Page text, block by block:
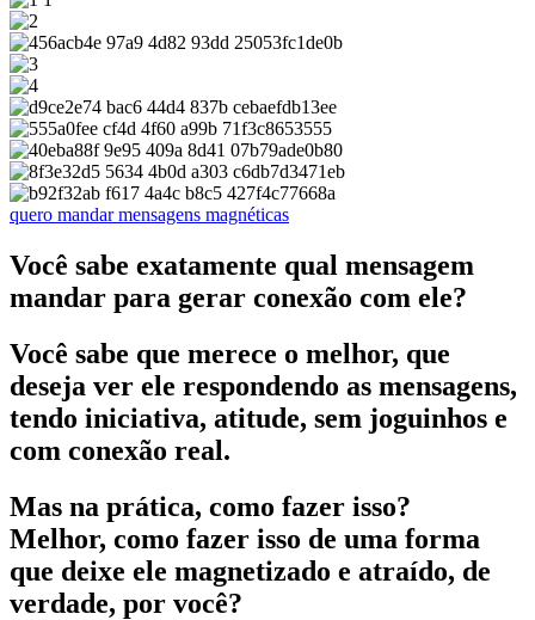
quero mandar mensagens magnéticas
Você sabe exatamente qual mensagem
mandar para gerar conexão com ele?
Você sabe que merece o melhor, que
deseja ver ele respondendo as mensagens,
tendo iniciativa, atitude, sem joguinhos e
com conexão real.
Mas na prática, como fazer isso?
Melhor, como fazer isso de uma forma
que deixe ele magnetizado e atraído, de
verdade, por você?